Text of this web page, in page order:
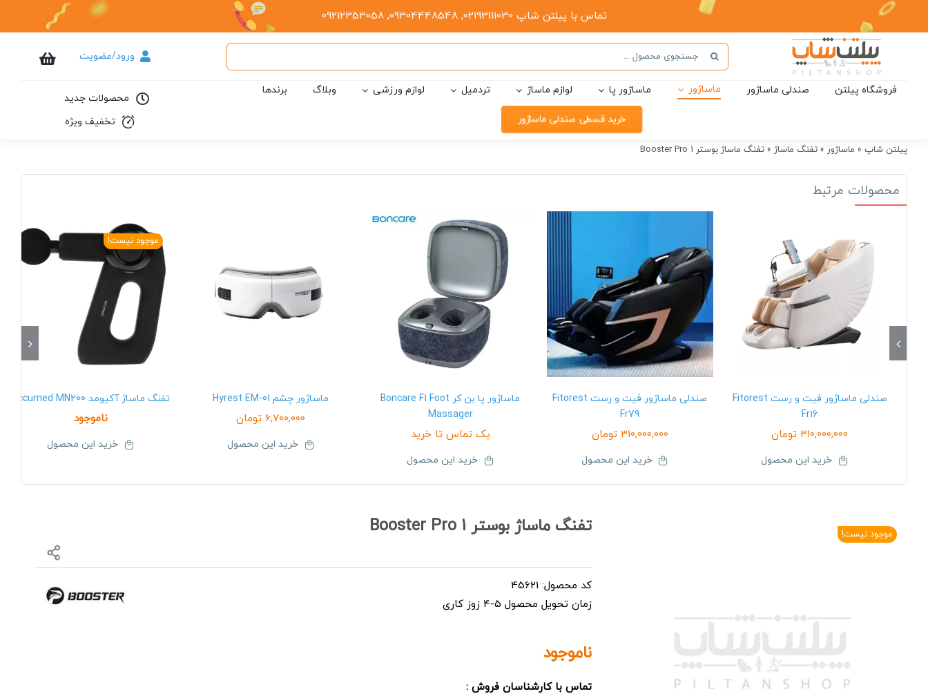
تماس با پیلتن شاپ 02193111030, 09304448548, 09212353058
جستجو
برای:
ورود/عضویت
فروشگاه پیلتن صندلی ماساژور ماساژور ماساژور پا لوازم ماساژ تردمیل لوازم ورزشی وبلاگ برندها
خرید قسطی صندلی ماساژور
محصولات جدید
تخفیف ویژه
پیلتن شاپ » ماساژور » تفنگ ماساژ » تفنگ ماساژ بوستر Booster Pro 1
محصولات مرتبط
صندلی ماساژور فیت و رست Fitorest
Fr16
310,000,000 تومان
خرید این محصول
صندلی ماساژور فیت و رست Fitorest
Fr79
310,000,000 تومان
خرید این محصول
ماساژور پا بن کر Boncare F1 Foot
Massager
یک تماس تا خرید
خرید این محصول
ماساژور چشم Hyrest EM-01
6,700,000 تومان
خرید این محصول
موجود نیست!
تفنگ ماساژ آکیومد Accumed MN200
ناموجود
خرید این محصول
موجود نیست! تفنگ ماساژ بوستر Booster Pro 1
کد محصول: 45621
زمان تحویل محصول 5-4 زوز کاری
ناموجود
تماس با کارشناسان فروش :